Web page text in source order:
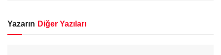
Yazarın Diğer Yazıları